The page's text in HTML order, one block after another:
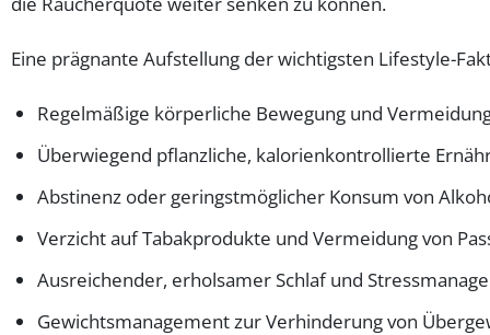
Eine prägnante Aufstellung der wichtigsten Lifestyle-
Regelmäßige körperliche Bewegung und
Überwiegend pflanzliche, kalorienkontrollierte
Abstinenz oder geringstmöglicher Konsum von
Verzicht auf Tabakprodukte und Vermeidung von
Ausreichender, erholsamer Schlaf und
Gewichtsmanagement zur Verhinderung von